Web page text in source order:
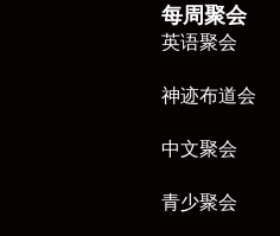
每周聚会
英语聚会
神迹布道会
中文聚会
青少聚会